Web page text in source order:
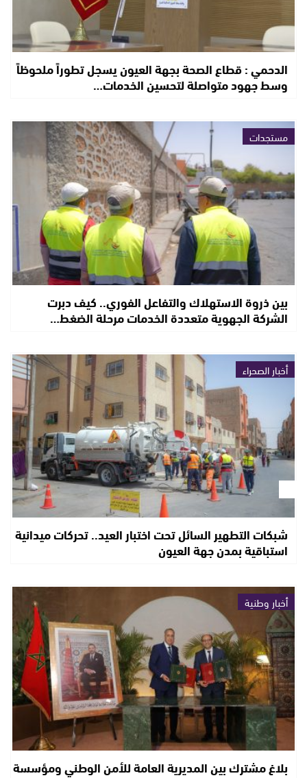
الدحمي : قطاع الصحة بجهة العيون يسجل تطوراً ملحوظاً
وسط جهود متواصلة لتحسين الخدمات…
مستجدات
بين ذروة الاستهلاك والتفاعل الفوري.. كيف دبرت
الشركة الجهوية متعددة الخدمات مرحلة الضغط…
أخبار الصحراء
شبكات التطهير السائل تحت اختبار العيد.. تحركات ميدانية
استباقية بمدن جهة العيون
أخبار وطنية
بلاغ مشترك بين المديرية العامة للأمن الوطني ومؤسسة